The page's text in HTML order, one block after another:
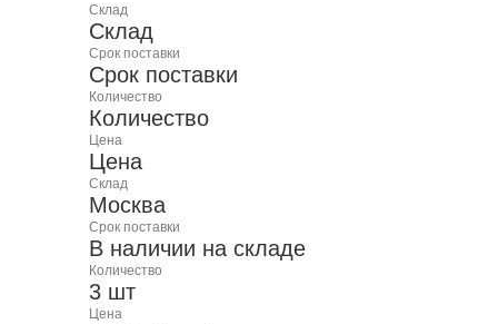
Склад
Склад
Срок поставки
Срок поставки
Количество
Количество
Цена
Цена
Склад
Москва
Срок поставки
В наличии на складе
Количество
3 шт
Цена